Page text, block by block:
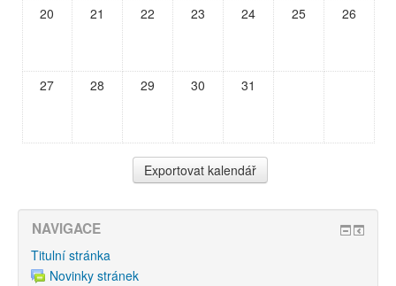
20 21 22 23 24 25 26
27 28 29 30 31
NAVIGACE
Titulní stránka
Novinky stránek